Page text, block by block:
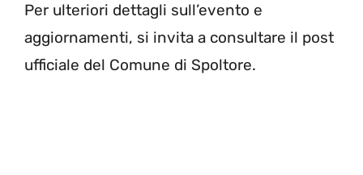
Per ulteriori dettagli sull’evento e
aggiornamenti, si invita a consultare il post
ufficiale del Comune di Spoltore.